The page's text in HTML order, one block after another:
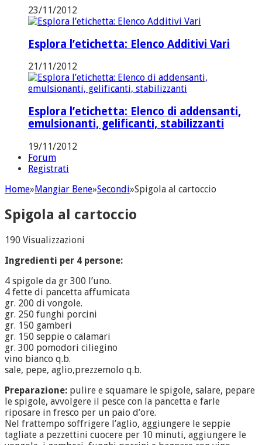
23/11/2012
Esplora l’etichetta: Elenco Additivi Vari
21/11/2012
Esplora l’etichetta: Elenco di addensanti,
emulsionanti, gelificanti, stabilizzanti
19/11/2012
Forum
Registrati
Home»Mangiar Bene»Secondi»Spigola al cartoccio
Spigola al cartoccio
190 Visualizzazioni
Ingredienti per 4 persone:
4 spigole da gr 300 l’uno.
4 fette di pancetta affumicata
gr. 200 di vongole.
gr. 250 funghi porcini
gr. 150 gamberi
gr. 150 seppie o calamari
gr. 300 pomodori ciliegino
vino bianco q.b.
sale, pepe, aglio,prezzemolo q.b.
Preparazione: pulire e squamare le spigole, salare, pepare
le spigole, avvolgere il pesce con la pancetta e farle
riposare in fresco per un paio d’ore.
Nel frattempo soffrigere l’aglio, aggiungere le seppie
tagliate a pezzettini cuocere per 10 minuti, aggiungere le